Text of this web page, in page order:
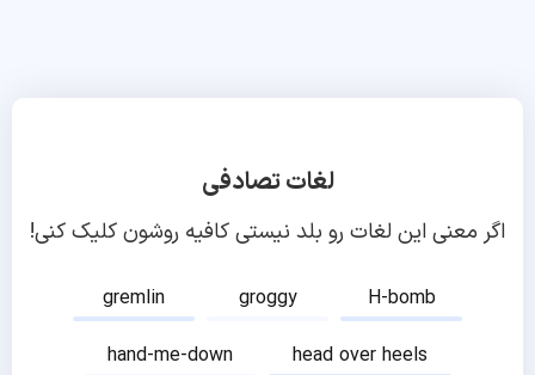
لغات تصادفی
اگر معنی این لغات رو بلد نیستی کافیه روشون کلیک کنی!
gremlin groggy
H-bomb
hand-me-down
head over heels